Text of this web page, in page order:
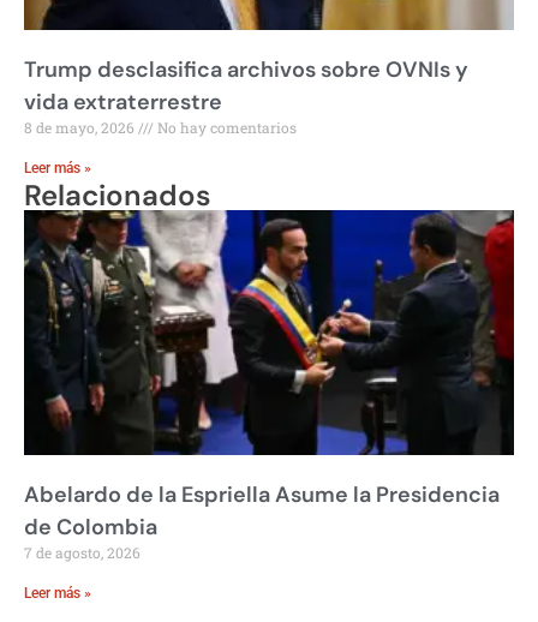
Trump desclasifica archivos sobre OVNIs y
vida extraterrestre
8 de mayo, 2026 No hay comentarios
Leer más »
Relacionados
Abelardo de la Espriella Asume la Presidencia
de Colombia
7 de agosto, 2026
Leer más »